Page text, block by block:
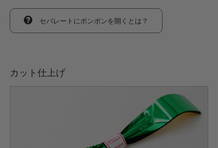
セパレートにポンポンを開くとは？
カット仕上げ